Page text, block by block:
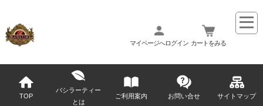
マイページへログイン カートをみる
TOP
バシラーティー
とは
ご利用案内 お問い合せ サイトマップ